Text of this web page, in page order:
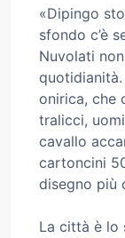
«Dipingo
sfondo c’è
Nuvolati
onirica, che
tralicci,
cavallo
cartoncini
disegno più
La città è lo